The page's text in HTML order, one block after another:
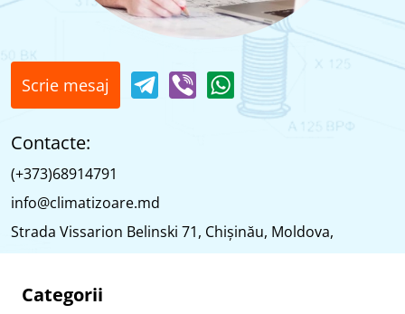
Scrie mesaj
Contacte:
(+373)68914791
info@climatizoare.md
Strada Vissarion Belinski 71, Chişinău, Moldova,
Categorii